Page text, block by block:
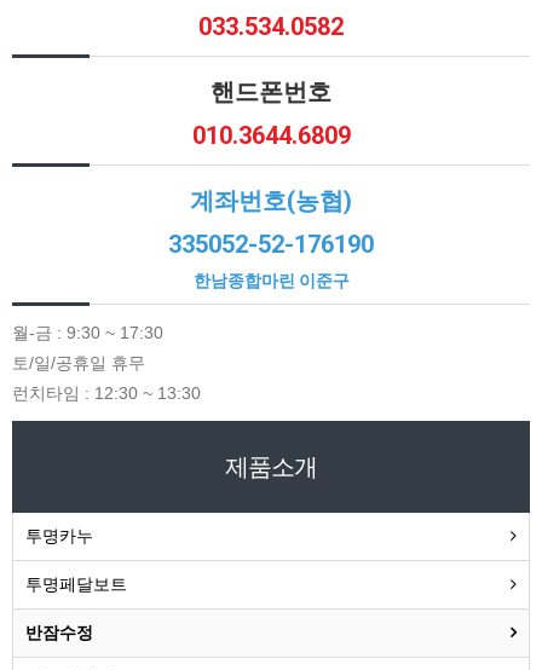
033.534.0582
핸드폰번호
010.3644.6809
계좌번호(농협)
335052-52-176190
한남종합마린 이준구
월-금 : 9:30 ~ 17:30
토/일/공휴일 휴무
런치타임 : 12:30 ~ 13:30
제품소개
투명카누
투명페달보트
반잠수정